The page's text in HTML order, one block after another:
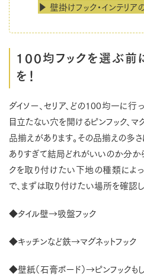
▶ 壁掛けフック・インテリ
100均フックを選ぶ前
を！
ダイソー、セリア、どの100均一に行
目立たない穴を開けるピンフック、マ
品揃えがあります。その品揃えの多
ありすぎて結局どれがいいのか分か
クを取り付けたい下地の種類によ
で、まずは取り付けたい場所を確認し
◆タイル壁→吸盤フック
◆キッチンなど鉄→マグネットフック
◆壁紙（石膏ボード）→ピンフックも